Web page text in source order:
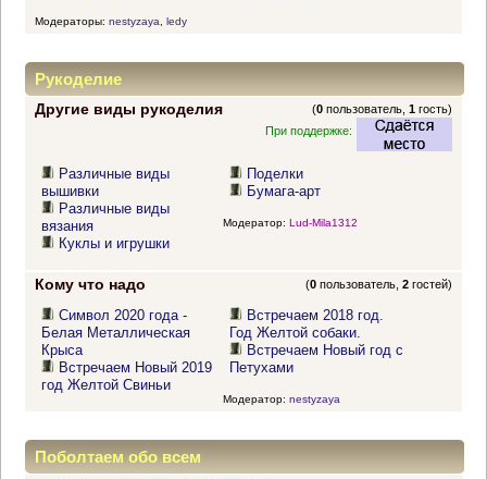
Модераторы: nestyzaya ledy
Рукоделие
Другие виды рукоделия (0 пользователь,1 гость)
При поддержке:
Различные виды
вышивки
Различные виды
вязания
Куклы и игрушки
Поделки
Бумага-арт
Модератор: Lud-Mila1312
Кому что надо (0 пользователь,2 гостей)
Символ 2020 года -
Белая Металлическая
Крыса
Встречаем Новый 2019
год Желтой Свиньи
Встречаем 2018 год.
Год Желтой собаки.
Встречаем Новый год с
Петухами
Модератор: nestyzaya
Поболтаем обо всем